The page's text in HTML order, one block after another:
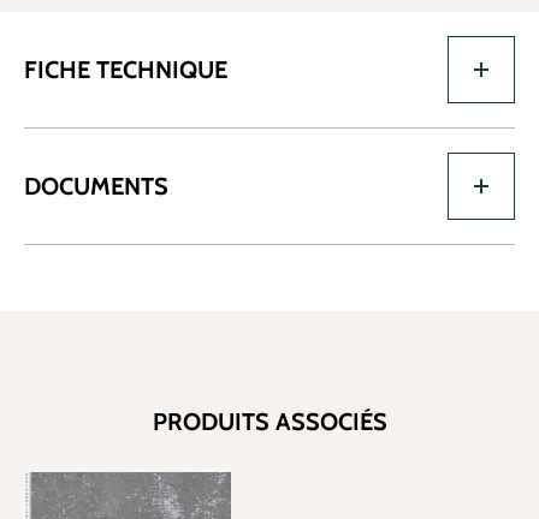
FICHE TECHNIQUE
DOCUMENTS
PRODUITS ASSOCIÉS